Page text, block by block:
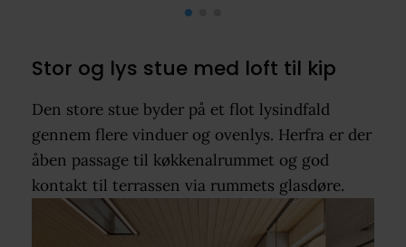
Stor og lys stue med loft til kip
Den store stue byder på et flot lysindfald
gennem flere vinduer og ovenlys. Herfra er der
åben passage til køkkenalrummet og god
kontakt til terrassen via rummets glasdøre.